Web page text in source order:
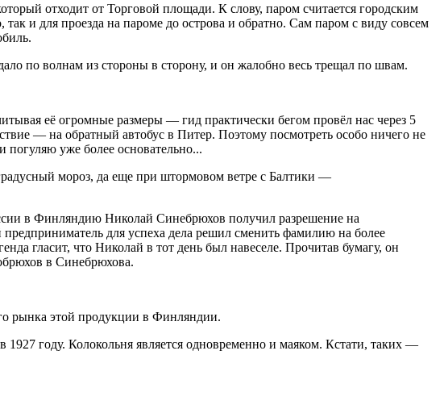
отходит от Торговой площади. К слову, паром считается городским
и для проезда на пароме до острова и обратно. Сам паром с виду совсем
по волнам из стороны в сторону, и он жалобно весь трещал по швам.
её огромные размеры — гид практически бегом провёл нас через 5
— на обратный автобус в Питер. Поэтому посмотреть особо ничего не
погуляю уже более основательно...
мороз, да еще при штормовом ветре с Балтики —
в Финляндию Николай Синебрюхов получил разрешение на
для успеха дела решил сменить фамилию на более
гласит, что Николай в тот день был навеселе. Прочитав бумагу, он
в Синебрюхова.
рынка этой продукции в Финляндии.
году. Колокольня является одновременно и маяком. Кстати, таких —